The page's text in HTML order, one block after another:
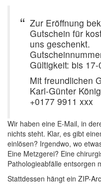
Zur Eröffnung
Gutschein für
uns geschenkt.
Gültigkeit: bis
Mit freundlichen
Karl-Günter König
+0177 9911 xxx
Wir haben eine E-Mail, in
nichts steht. Klar, es gibt
einlösen? Irgendwo, wo
Eine Metzgerei? Eine
Pathologieabfälle entsorgen
Stattdessen hängt ein ZIP-